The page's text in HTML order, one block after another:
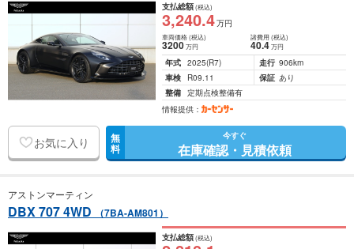
支払総額(税込)
3,240.4万円
車両価格(税込)
3200万円
諸費用 (税込)
40.4 万円
年式 2025(R7) 走行 906km
車検
R09.11 保証 あり
整備 定期点検整備有
情報提供：
お気に入り 無
料
今すぐ
在庫確認・見積依頼
アストンマーティン
DBX 707 4WD （7BA-AM801）
支払総額(税込)